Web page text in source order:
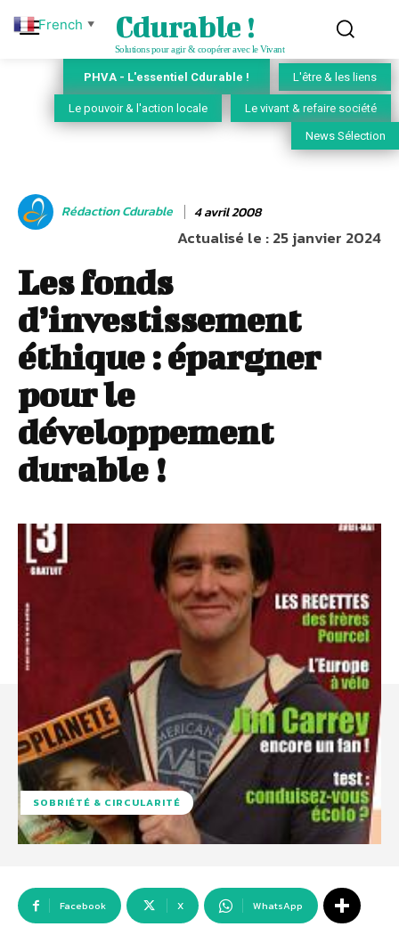
Cdurable !
Solutions pour agir & coopérer avec le Vivant
PHVA - L'essentiel Cdurable ! L'être & les liens
Le pouvoir & l'action locale Le vivant & refaire société
News Sélection
Rédaction Cdurable 4 avril 2008
Actualisé le :25 janvier 2024
Les fonds
d’investissement
éthique : épargner
pour le
développement
durable !
SOBRIÉTÉ & CIRCULARITÉ
Facebook X WhatsApp
French ▼